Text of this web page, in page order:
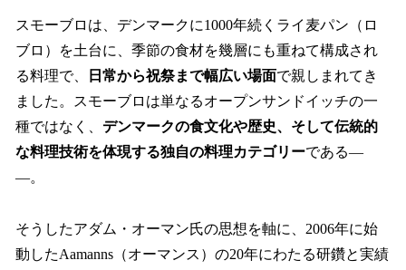
スモーブロは、デンマークに1000年続くライ麦パン（ロ
ブロ）を土台に、季節の食材を幾層にも重ねて構成され
る料理で、
日常から祝祭まで幅広い場面で親しまれてき
ました。スモーブロは単なるオープンサンドイッチの一
種ではなく、 デンマークの食文化や歴史、そして伝統的
な料理技術を体現する独自の料理カテゴリーである―
―。
そうしたアダム・オーマン氏の思想を軸に、2006年に始
動したAamanns（オーマンス）の20年にわたる研鑽と実績